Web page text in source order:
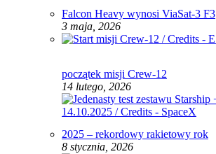
Falcon Heavy wynosi ViaSat-3 F3
3 maja, 2026
początek misji Crew-12
14 lutego, 2026
2025 – rekordowy rakietowy rok
8 stycznia, 2026